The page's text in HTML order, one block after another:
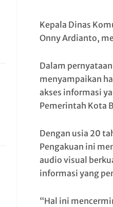
Kepala Dinas
Onny Ardianto,
Dalam
menyampaikan
akses informasi
Pemerintah Kota
Dengan usia 20
Pengakuan ini
audio visual
informasi yang
“Hal ini